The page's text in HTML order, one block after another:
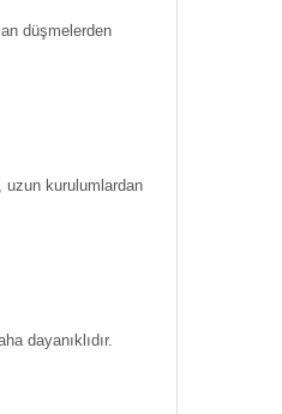
düşmelerden
uzun kurulumlardan
dayanıklıdır.